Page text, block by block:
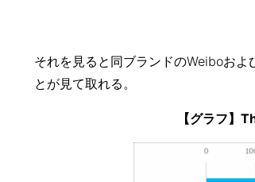
それを見ると同ブランドのWeiboお
とが見て取れる。
【グラフ】